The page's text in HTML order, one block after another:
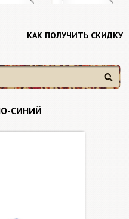
КАК ПОЛУЧИТЬ СКИДКУ
Найти
СИНИЙ